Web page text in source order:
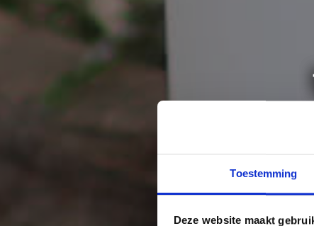
Toestemming
Deze website maakt